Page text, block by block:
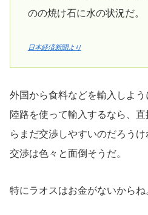
のの焼け石に水の状況だ。
日本経済新聞より
外国から食料などを輸入しよう
陸路を使って輸入するなら、
らまだ交渉しやすいのだろう
交渉は色々と面倒そうだ。
特にラオスはお金がないからね